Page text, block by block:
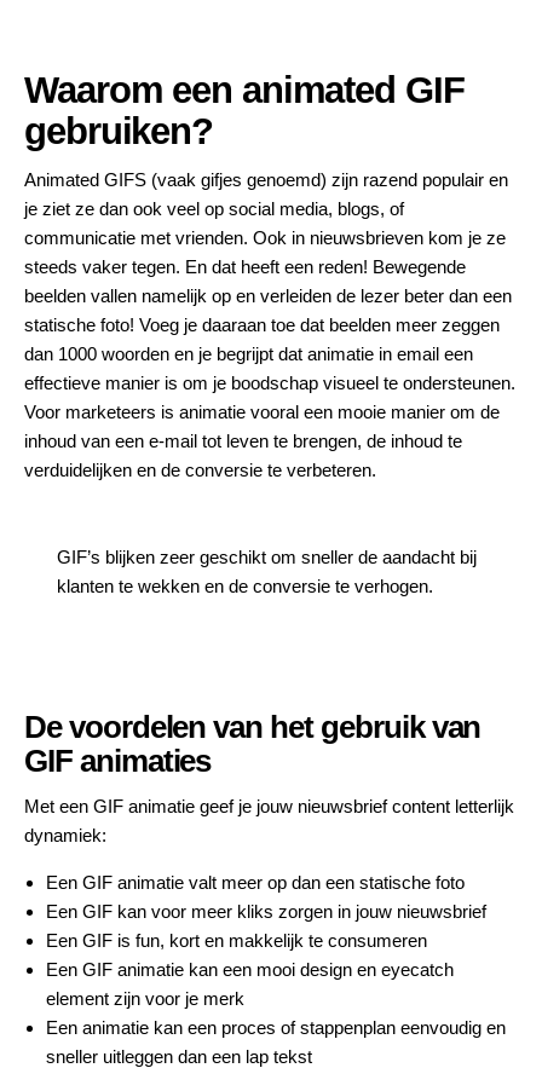
Waarom een animated GIF
gebruiken?
Animated GIFS (vaak gifjes genoemd) zijn razend populair en
je ziet ze dan ook veel op social media, blogs, of
communicatie met vrienden. Ook in nieuwsbrieven kom je ze
steeds vaker tegen. En dat heeft een reden! Bewegende
beelden vallen namelijk op en verleiden de lezer beter dan een
statische foto! Voeg je daaraan toe dat beelden meer zeggen
dan 1000 woorden en je begrijpt dat animatie in email een
effectieve manier is om je boodschap visueel te ondersteunen.
Voor marketeers is animatie vooral een mooie manier om de
inhoud van een e-mail tot leven te brengen, de inhoud te
verduidelijken en de conversie te verbeteren.
GIF’s blijken zeer geschikt om sneller de aandacht bij
klanten te wekken en de conversie te verhogen.
De voordelen van het gebruik van
GIF animaties
Met een GIF animatie geef je jouw nieuwsbrief content letterlijk
dynamiek:
Een GIF animatie valt meer op dan een statische foto
Een GIF kan voor meer kliks zorgen in jouw nieuwsbrief
Een GIF is fun, kort en makkelijk te consumeren
Een GIF animatie kan een mooi design en eyecatch
element zijn voor je merk
Een animatie kan een proces of stappenplan eenvoudig en
sneller uitleggen dan een lap tekst